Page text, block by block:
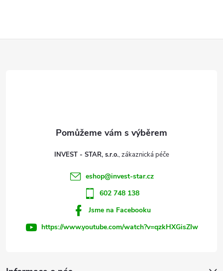
INVEST - STAR, s.r.o.
eshop@invest-star.cz
602 748 138
Jsme na Facebooku
https://www.youtube.com/watch?v=qzkHXGisZIw